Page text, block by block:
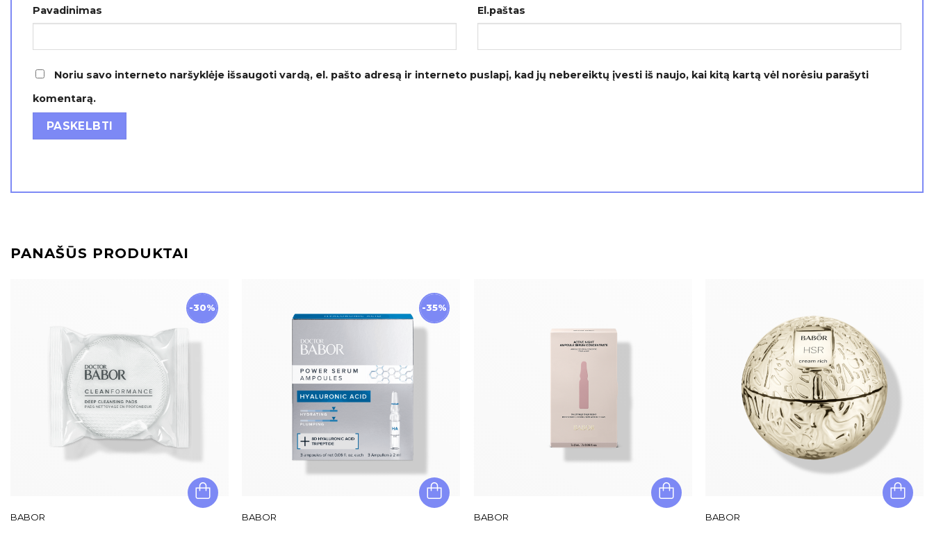
Pavadinimas El.paštas
Noriu savo interneto naršyklėje išsaugoti vardą, el. pašto adresą ir interneto puslapį, kad jų nebereiktų įvesti iš naujo, kai kitą kartą vėl norėsiu parašyti
komentarą.
PANAŠŪS PRODUKTAI
-30%
BABOR
-35%
BABOR BABOR BABOR